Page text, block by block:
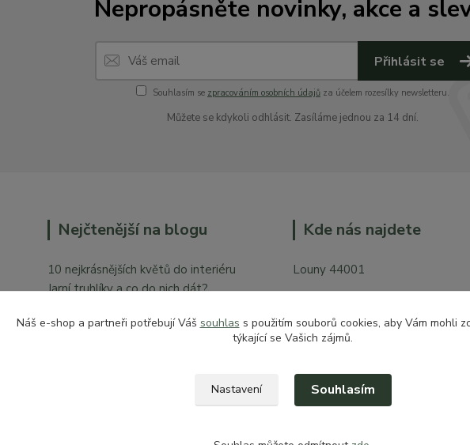
Nepropásněte novinky, akce a
Přihlásit se
Souhlasím se zpracováním osobních údajů za účelem rozesílky newsletteru.
Můžete se kdykoli odhlásit. Zasíláme jednou za 14 dní.
Nejčtenější na blogu
10 nejkrásnějších květů do interiéru
Jarní truhlíky a co do nich dát?
Kde nás najdete
Louny 44001
Vchod z České ulice prodejna
Náš e-shop a partneři potřebují Váš souhlas s použitím souborů cookies, aby Vám mohli
týkající se Vašich zájmů.
Nastavení Souhlasím